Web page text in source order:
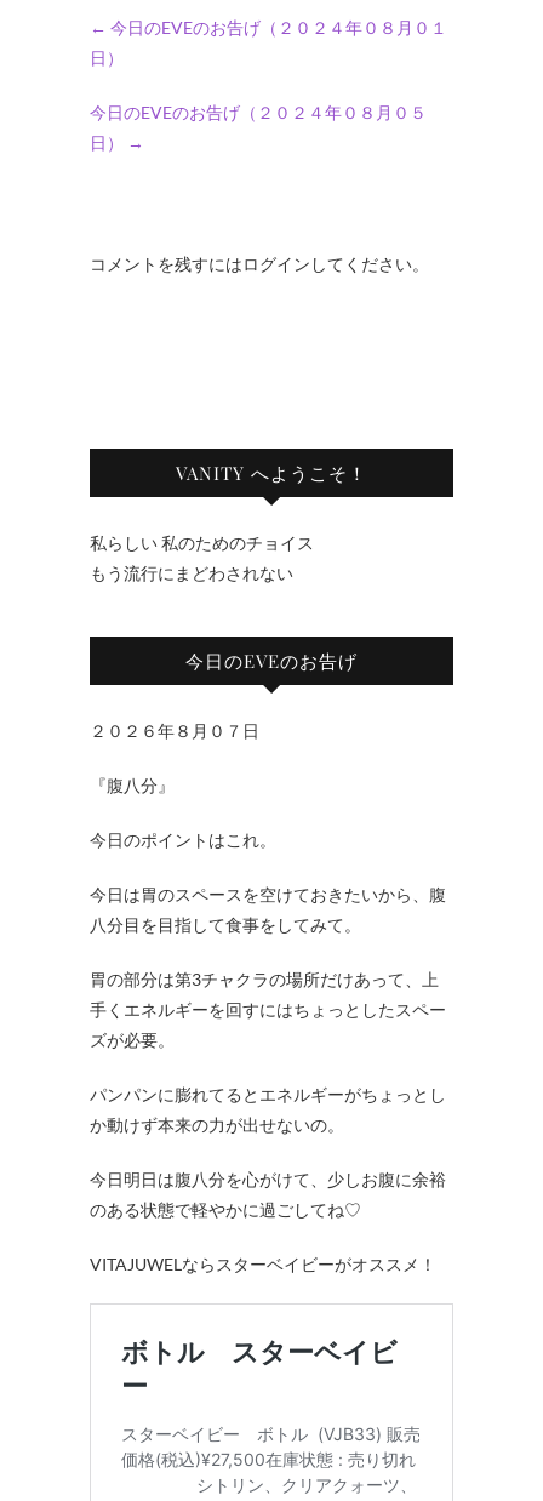
← 今日のEVEのお告げ（２０２４年０８月０１
日）
今日のEVEのお告げ（２０２４年０８月０５
日）
→
コメントを残すにはログインしてください。
VANITY へようこそ！
私らしい 私のためのチョイス
もう流行にまどわされない
今日のEVEのお告げ
２０２６年８月０７日
『腹八分』
今日のポイントはこれ。
今日は胃のスペースを空けておきたいから、腹
八分目を目指して食事をしてみて。
胃の部分は第3チャクラの場所だけあって、上
手くエネルギーを回すにはちょっとしたスペー
ズが必要。
パンパンに膨れてるとエネルギーがちょっとし
か動けず本来の力が出せないの。
今日明日は腹八分を心がけて、少しお腹に余裕
のある状態で軽やかに過ごしてね♡
VITAJUWELならスターベイビーがオススメ！